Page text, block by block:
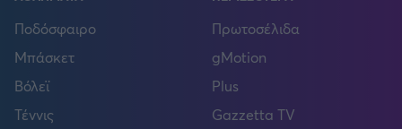
Ποδόσφαιρο
Μπάσκετ
Βόλεϊ
Τέννις
Πρωτοσέλιδα
gMotion
Plus
Gazzetta TV